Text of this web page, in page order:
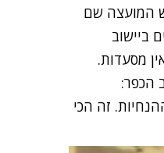
המועצה שם
ביישוב
מסעדות.
הכפר:
זה הכי